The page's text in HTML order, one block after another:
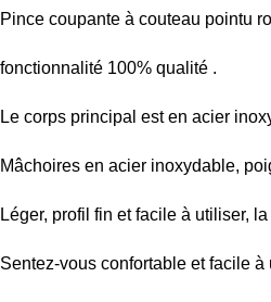
Pince coupante à couteau pointu
fonctionnalité 100% qualité .
Le corps principal est en acier
Mâchoires en acier inoxydable,
Léger, profil fin et facile à utiliser,
Sentez-vous confortable et facile à